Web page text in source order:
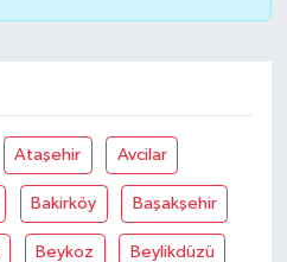
Ataşehir Avcilar
Bakirköy Başakşehir
Beykoz Beylikdüzü